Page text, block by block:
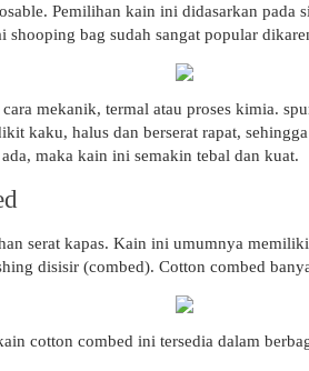
Pemilihan kain ini didasarkan
shooping bag sudah sangat popular
mekanik, termal atau proses kimia.
kaku, halus dan berserat rapat,
maka kain ini semakin tebal dan kuat.
serat kapas. Kain ini umumnya
disisir (combed). Cotton combed
cotton combed ini tersedia dalam